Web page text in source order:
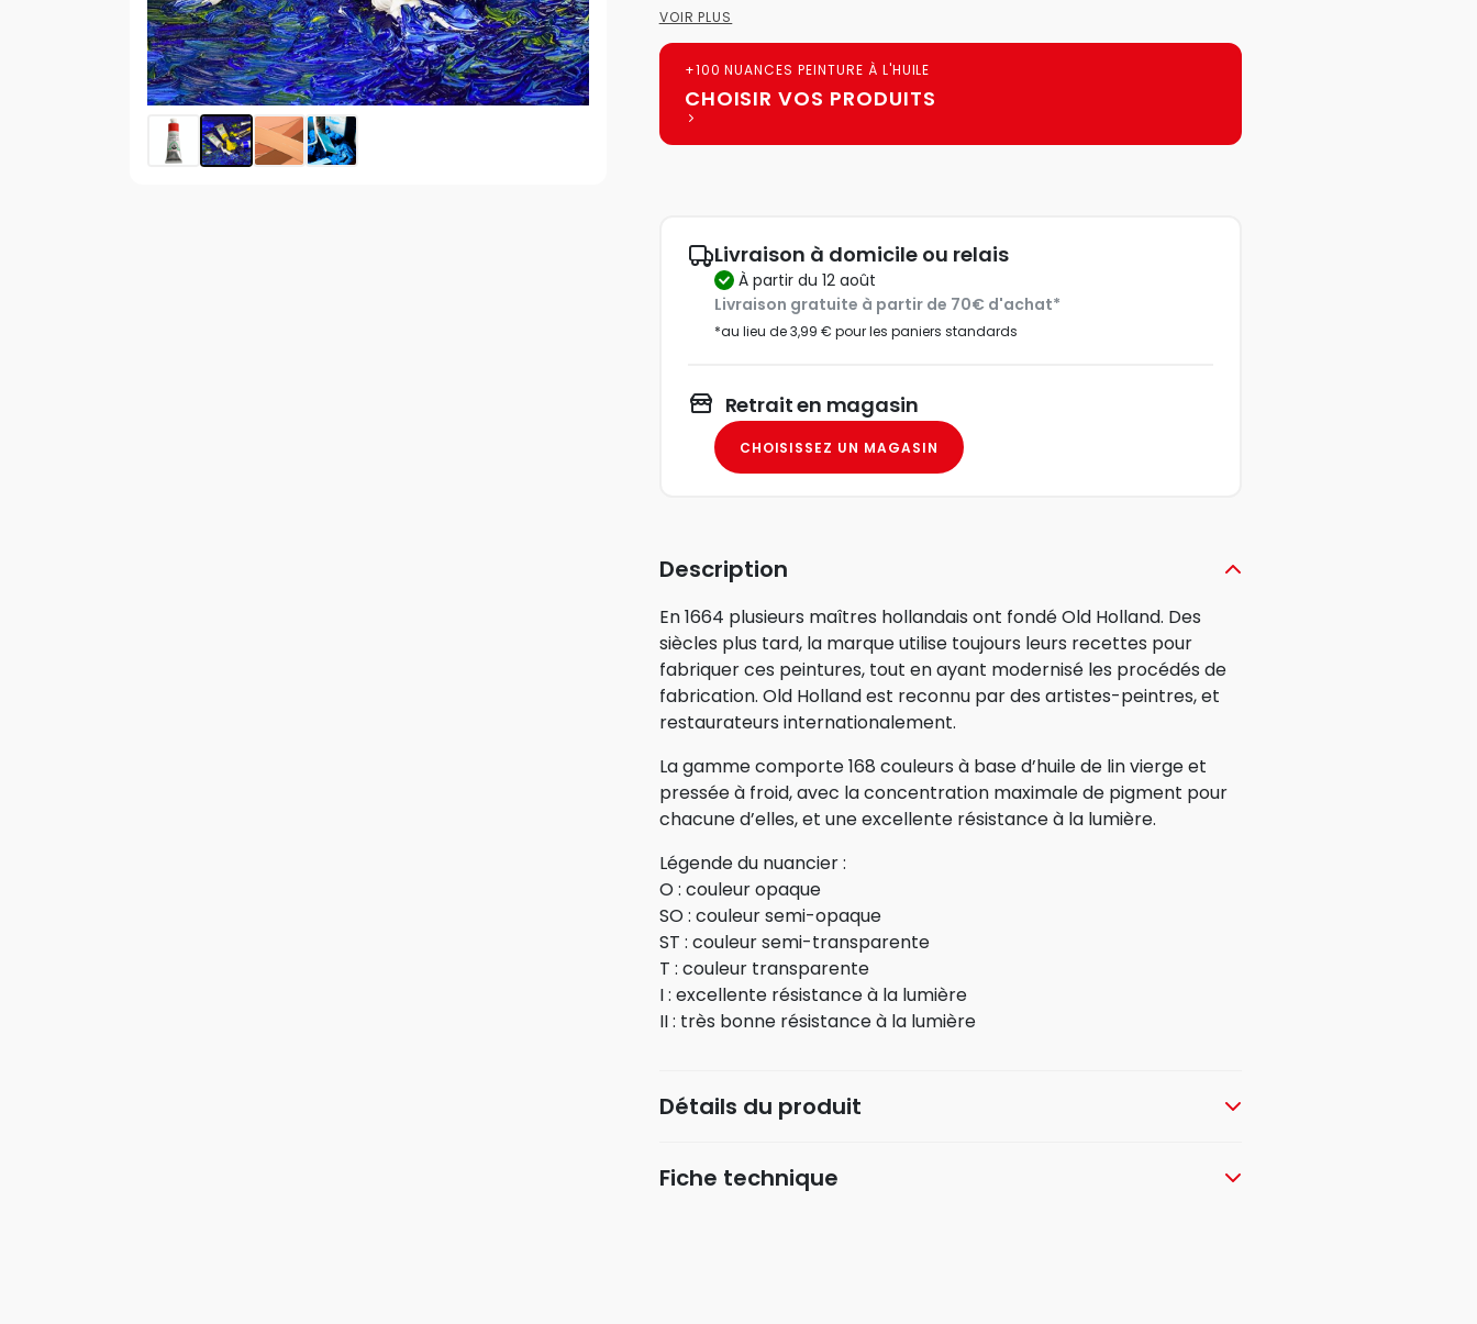
VOIR PLUS
+100 NUANCES PEINTURE À L'HUILE
CHOISIR VOS PRODUITS
Livraison à domicile ou relais
à partir du 12 août
Livraison gratuite à partir de 70€ d'achat*
*au lieu de 3,99 € pour les paniers standards
Retrait en magasin
CHOISISSEZ UN MAGASIN
Description
En 1664 plusieurs maîtres hollandais ont fondé Old Holland. Des
siècles plus tard, la marque utilise toujours leurs recettes pour
fabriquer ces peintures, tout en ayant modernisé les procédés de
fabrication. Old Holland est reconnu par des artistes-peintres, et
restaurateurs internationalement.
La gamme comporte 168 couleurs à base d’huile de lin vierge et
pressée à froid, avec la concentration maximale de pigment pour
chacune d’elles, et une excellente résistance à la lumière.
Légende du nuancier :
O : couleur opaque
SO : couleur semi-opaque
ST : couleur semi-transparente
T : couleur transparente
I : excellente résistance à la lumière
II : très bonne résistance à la lumière
Détails du produit
Fiche technique